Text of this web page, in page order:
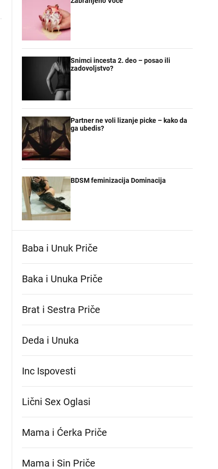
Snimci incesta 2. deo – posao ili
zadovoljstvo?
Partner ne voli lizanje picke – kako da
ga ubedis?
BDSM feminizacija Dominacija
Baba i Unuk Priče
Baka i Unuka Pričе
Brat i Sestra Priče
Deda i Unuka
Inc Ispovesti
Lični Sex Oglasi
Mama i Ćerka Priče
Mama i Sin Priče